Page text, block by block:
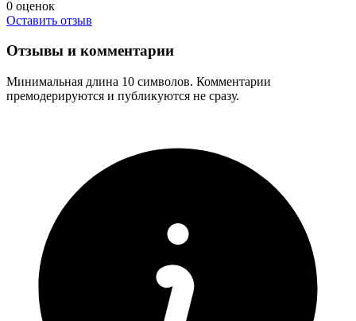
0 оценок
Оставить отзыв
Отзывы и комментарии
Минимальная длина 10 символов. Комментарии
премодерируются и публикуются не сразу.